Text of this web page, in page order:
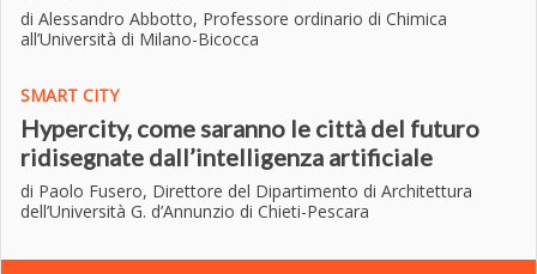
di Alessandro Abbotto, Professore ordinario di Chimica
all’Università di Milano-Bicocca
SMART CITY
Hypercity, come saranno le città del futuro
ridisegnate dall’intelligenza artificiale
di Paolo Fusero, Direttore del Dipartimento di Architettura
dell’Università G. d’Annunzio di Chieti-Pescara